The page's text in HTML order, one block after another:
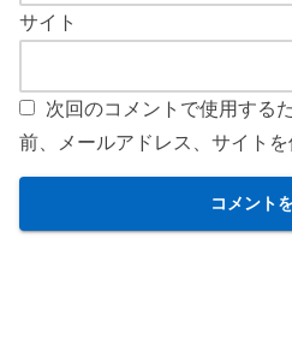
サイト
次回のコメントで使用する
前、メールアドレス、サイトを